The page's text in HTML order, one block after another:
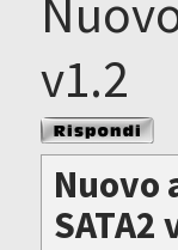
v1.2
Rispondi al
messaggio
Nuovo
SATA2